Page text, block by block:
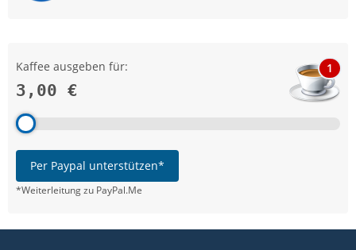
Kaffee ausgeben für:
3,00 €
1
Per Paypal unterstützen*
*Weiterleitung zu PayPal.Me